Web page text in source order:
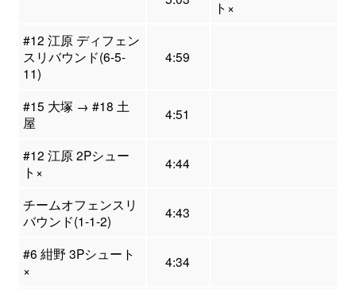
ト×
#12 江原 ディフェン
スリバウンド(6-5-
11)
4:59
#15 大塚 → #18 土
屋
4:51
#12 江原 2Pシュー
ト×
4:44
チームオフェンスリ
バウンド(1-1-2)
4:43
#6 紺野 3Pシュート
×
4:34